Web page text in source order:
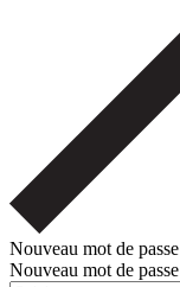
Nouveau mot de passe
Nouveau mot de passe